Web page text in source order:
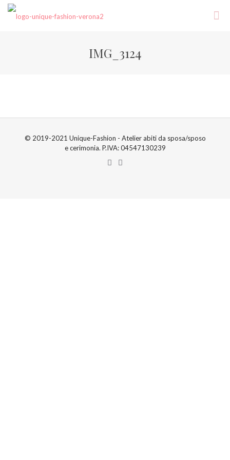
IMG_3124
© 2019-2021 Unique-Fashion - Atelier abiti da sposa/sposo
e cerimonia. P.IVA: 04547130239